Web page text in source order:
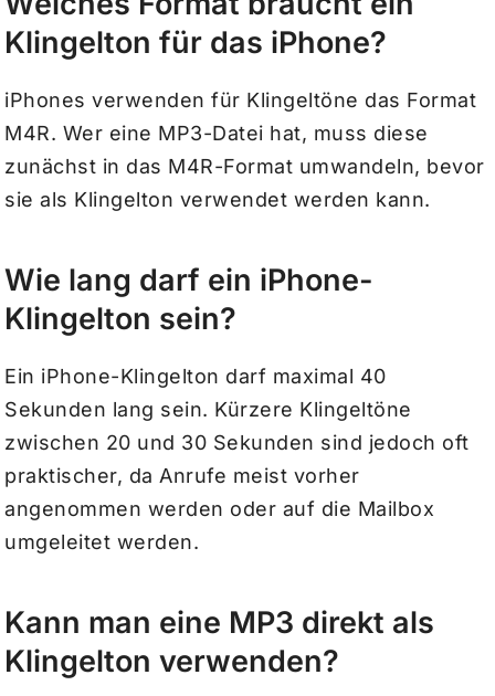
Klingelton für das iPhone?
iPhones verwenden für Klingeltöne das Format
M4R. Wer eine MP3-Datei hat, muss diese
zunächst in das M4R-Format umwandeln, bevor
sie als Klingelton verwendet werden kann.
Wie lang darf ein iPhone-
Klingelton sein?
Ein iPhone-Klingelton darf maximal 40
Sekunden lang sein. Kürzere Klingeltöne
zwischen 20 und 30 Sekunden sind jedoch oft
praktischer, da Anrufe meist vorher
angenommen werden oder auf die Mailbox
umgeleitet werden.
Kann man eine MP3 direkt als
Klingelton verwenden?